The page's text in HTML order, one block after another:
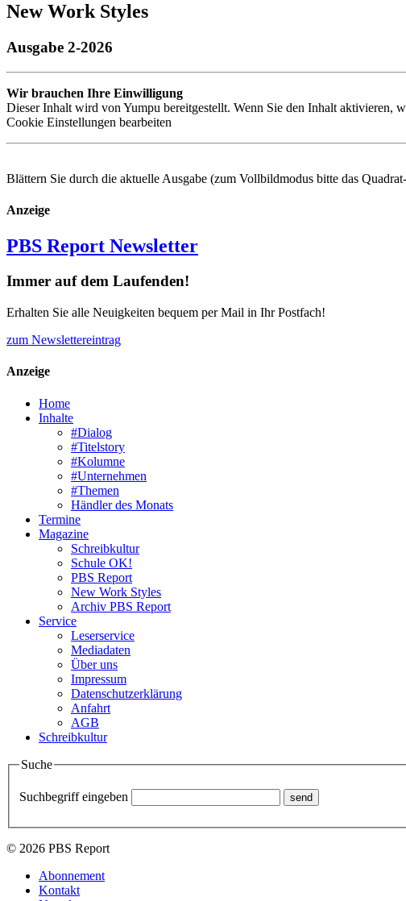
New Work Styles
Ausgabe 2-2026
Wir brauchen Ihre Einwilligung
Dieser Inhalt wird von Yumpu bereitgestellt. Wenn Sie den Inhalt aktivieren,
Cookie Einstellungen bearbeiten
Blättern Sie durch die aktuelle Ausgabe (zum Vollbildmodus bitte das
Anzeige
PBS Report Newsletter
Immer auf dem Laufenden!
Erhalten Sie alle Neuigkeiten bequem per Mail in Ihr Postfach!
zum Newslettereintrag
Anzeige
Home
Inhalte
#Dialog
#Titelstory
#Kolumne
#Unternehmen
#Themen
Händler des Monats
Termine
Magazine
Schreibkultur
Schule OK!
PBS Report
New Work Styles
Archiv PBS Report
Service
Leserservice
Mediadaten
Über uns
Impressum
Datenschutzerklärung
Anfahrt
AGB
Schreibkultur
Suche
Suchbegriff eingeben
© 2026 PBS Report
Abonnement
Kontakt